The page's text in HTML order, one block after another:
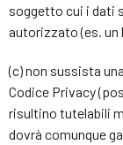
soggetto cui i dati
autorizzato (es. un
(c) non sussista
Codice Privacy
risultino tutelabili
dovrà comunque